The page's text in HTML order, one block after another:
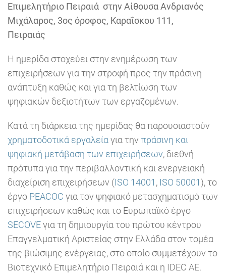
Επιμελητήριο Πειραιά στην Αίθουσα Ανδριανός
Μιχάλαρος, 3ος όροφος, Καραΐσκου 111,
Πειραιάς
Η ημερίδα στοχεύει στην ενημέρωση των
επιχειρήσεων για την στροφή προς την πράσινη
ανάπτυξη καθώς και για τη βελτίωση των
ψηφιακών δεξιοτήτων των εργαζομένων.
Κατά τη διάρκεια της ημερίδας θα παρουσιαστούν
χρηματοδοτικά εργαλεία για την πράσινη και
ψηφιακή μετάβαση των επιχειρήσεων, διεθνή
πρότυπα για την περιβαλλοντική και ενεργειακή
διαχείριση επιχειρήσεων (ISO 14001 , ISO 50001), το
έργο PEACOC για τον ψηφιακό μετασχηματισμό των
επιχειρήσεων καθώς και το Ευρωπαϊκό έργο
SECOVEγια τη δημιουργία του πρώτου κέντρου
Επαγγελματική Αριστείας στην Ελλάδα στον τομέα
της βιώσιμης ενέργειας, στο οποίο συμμετέχουν το
Βιοτεχνικό Επιμελητήριο Πειραιά και η IDEC AE.